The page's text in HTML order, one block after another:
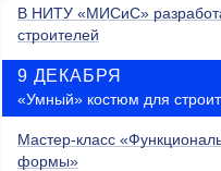
В НИТУ «МИСиС»
строителей
9 ДЕКАБРЯ
«Умный» костюм для
Мастер-класс
формы»